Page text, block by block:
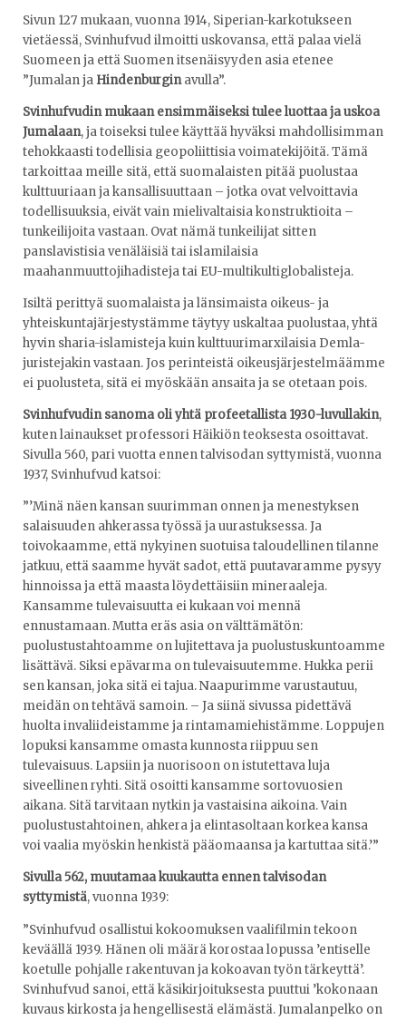
Sivun 127 mukaan, vuonna 1914, Siperian-karkotukseen
vietäessä, Svinhufvud ilmoitti uskovansa, että palaa vielä
Suomeen ja että Suomen itsenäisyyden asia etenee
”Jumalan ja Hindenburginavulla”.
Svinhufvudin mukaan ensimmäiseksi tulee luottaa ja uskoa
Jumalaan, ja toiseksi tulee käyttää hyväksi mahdollisimman
tehokkaasti todellisia geopoliittisia voimatekijöitä. Tämä
tarkoittaa meille sitä, että suomalaisten pitää puolustaa
kulttuuriaan ja kansallisuuttaan – jotka ovat velvoittavia
todellisuuksia, eivät vain mielivaltaisia konstruktioita –
tunkeilijoita vastaan. Ovat nämä tunkeilijat sitten
panslavistisia venäläisiä tai islamilaisia
maahanmuuttojihadisteja tai EU-multikultiglobalisteja.
Isiltä perittyä suomalaista ja länsimaista oikeus- ja
yhteiskuntajärjestystämme täytyy uskaltaa puolustaa, yhtä
hyvin sharia-islamisteja kuin kulttuurimarxilaisia Demla-
juristejakin vastaan. Jos perinteistä oikeusjärjestelmäämme
ei puolusteta, sitä ei myöskään ansaita ja se otetaan pois.
Svinhufvudin sanoma oli yhtä profeetallista 1930-luvullakin,
kuten lainaukset professori Häikiön teoksesta osoittavat.
Sivulla 560, pari vuotta ennen talvisodan syttymistä, vuonna
1937, Svinhufvud katsoi:
”’Minä näen kansan suurimman onnen ja menestyksen
salaisuuden ahkerassa työssä ja uurastuksessa. Ja
toivokaamme, että nykyinen suotuisa taloudellinen tilanne
jatkuu, että saamme hyvät sadot, että puutavaramme pysyy
hinnoissa ja että maasta löydettäisiin mineraaleja.
Kansamme tulevaisuutta ei kukaan voi mennä
ennustamaan. Mutta eräs asia on välttämätön:
puolustustahtoamme on lujitettava ja puolustuskuntoamme
lisättävä. Siksi epävarma on tulevaisuutemme. Hukka perii
sen kansan, joka sitä ei tajua. Naapurimme varustautuu,
meidän on tehtävä samoin. – Ja siinä sivussa pidettävä
huolta invaliideistamme ja rintamamiehistämme. Loppujen
lopuksi kansamme omasta kunnosta riippuu sen
tulevaisuus. Lapsiin ja nuorisoon on istutettava luja
siveellinen ryhti. Sitä osoitti kansamme sortovuosien
aikana. Sitä tarvitaan nytkin ja vastaisina aikoina. Vain
puolustustahtoinen, ahkera ja elintasoltaan korkea kansa
voi vaalia myöskin henkistä pääomaansa ja kartuttaa sitä.’”
Sivulla 562, muutamaa kuukautta ennen talvisodan
syttymistä, vuonna 1939:
”Svinhufvud osallistui kokoomuksen vaalifilmin tekoon
keväällä 1939. Hänen oli määrä korostaa lopussa ’entiselle
koetulle pohjalle rakentuvan ja kokoavan työn tärkeyttä’.
Svinhufvud sanoi, että käsikirjoituksesta puuttui ’kokonaan
kuvaus kirkosta ja hengellisestä elämästä. Jumalanpelko on